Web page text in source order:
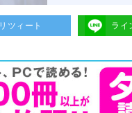
リツィート ライ